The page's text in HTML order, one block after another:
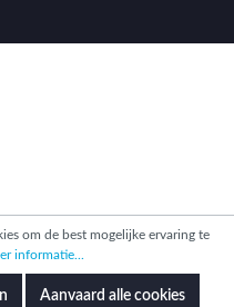
om de best mogelijke ervaring te
informatie...
Aanvaard alle cookies